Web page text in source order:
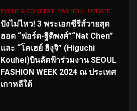
EVENT & CONCERT FASHION UPDATE
ปังไม่ไหว! 3 พระเอกซีรีส์วายสุด
ฮอต “ฟอร์ด-ฐิติพงศ์”“Nat Chen”
และ “โคเฮย์ ฮิงุจิ” (Higuchi
Kouhei)บินลัดฟ้าร่วมงาน SEOUL
FASHION WEEK 2024 ณ ประเทศ
เกาหลีใต้